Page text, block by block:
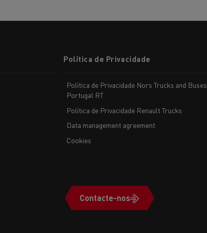
Política de Privacidade
Política de Privacidade Nors Trucks and Buses
Portugal RT
Política de Privacidade Renault Trucks
Data management agreement
Cookies
Contacte-nos